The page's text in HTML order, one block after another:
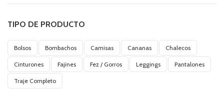
TIPO DE PRODUCTO
Bolsos Bombachos Camisas Cananas Chalecos
Cinturones Fajines Fez / Gorros Leggings Pantalones
Traje Completo